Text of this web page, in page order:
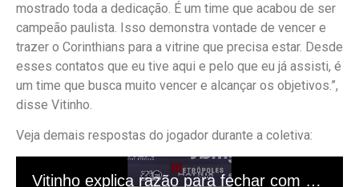
mostrado toda a dedicação. É um time que acabou de ser
campeão paulista. Isso demonstra vontade de vencer e
trazer o Corinthians para a vitrine que precisa estar. Desde
esses contatos que eu tive aqui e pelo que eu já assisti, é
um time que busca muito vencer e alcançar os objetivos.”,
disse Vitinho.
Veja demais respostas do jogador durante a coletiva: